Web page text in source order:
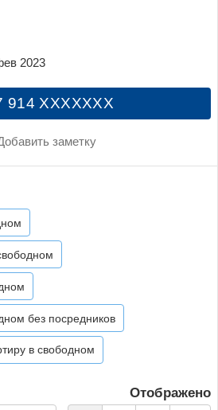
914 XXXXXXX
заметку
2023
без посредников
в свободном
Отображено